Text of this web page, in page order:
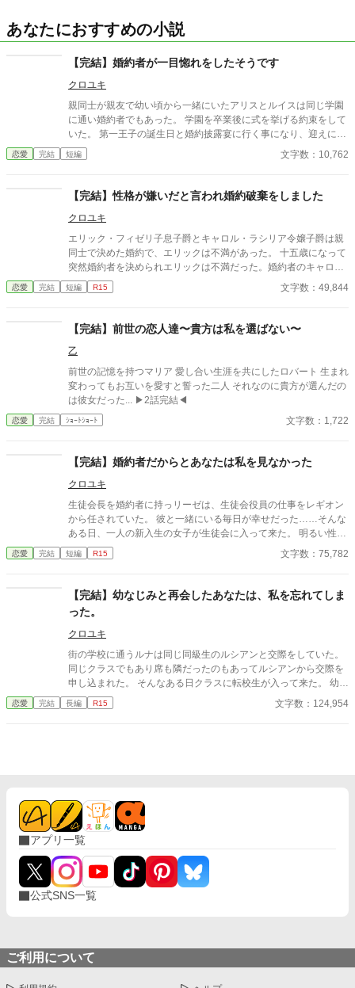
あなたにおすすめの小説
【完結】婚約者が一目惚れをしたそうです
クロユキ
親同士が親友で幼い頃から一緒にいたアリスとルイスは同じ学園
に通い婚約者でもあった。 学園を卒業後に式を挙げる約束をして
いた。 第一王子の誕生日と婚約披露宴に行く事になり、迎えに来
たルイスの馬車に知らない女性を乗せてからアリスの運命は変わ
った… 誤字脱字がありますが、読んでもらえたら嬉しいです。 よ
恋愛 完結 短編 文字数：10,762
【完結】性格が嫌いだと言われ婚約破棄をしました
クロユキ
エリック・フィゼリ子息子爵とキャロル・ラシリア令嬢子爵は親
同士で決めた婚約で、エリックは不満があった。 十五歳になって
突然婚約者を決められエリックは不満だった。婚約者のキャロル
は大人しい性格で目立たない彼女がイヤだった。十六歳になった
エリックには付き合っている彼女が出来た。 我慢の限界に来たエ
ます不定期ですがよろしくお願いします。
恋愛 完結 短編 R15 文字数：49,844
【完結】前世の恋人達〜貴方は私を選ばない〜
乙
前世の記憶を持つマリア 愛し合い生涯を共にしたロバート 生まれ
変わってもお互いを愛すと誓った二人 それなのに貴方が選んだの
は彼女だった... ▶︎2話完結◀︎
恋愛 完結 ｼｮｰﾄｼｮｰﾄ 文字数：1,722
【完結】婚約者だからとあなたは私を見なかった
クロユキ
生徒会長を婚約者に持っリーゼは、生徒会役員の仕事をレギオン
から任されていた。 彼と一緒にいる毎日が幸せだった……そんな
ある日、一人の新入生の女子が生徒会に入って来た。 明るい性格
の彼女は直ぐに先輩達と仲が良くなりレギオンもまた新入生に興
味を抱くように成っていた。 誤字脱字があります。 更新が不定期
恋愛 完結 短編 R15 文字数：75,782
【完結】幼なじみと再会したあなたは、私を忘れてしま
った。
クロユキ
街の学校に通うルナは同じ同級生のルシアンと交際をしていた。
同じクラスでもあり席も隣だったのもあってルシアンから交際を
申し込まれた。 そんなある日クラスに転校生が入って来た。 幼い
頃一緒に遊んだルシアンを知っている女子だった…その日からル
ナとルシアンの距離が離れ始めた。 誤字脱字がありますが、読ん
恋愛 完結 長編 R15 文字数：124,954
アプリ一覧
公式SNS一覧
ご利用について